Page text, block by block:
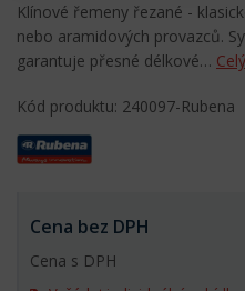
Klínové řemeny řezané -
nebo aramidových provazců.
garantuje přesné délkové…
Kód produktu: 240097-Rubena
Cena bez DPH
Cena s DPH